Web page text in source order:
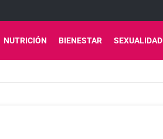
NUTRICIÓN BIENESTAR SEXUALIDAD